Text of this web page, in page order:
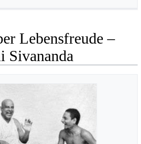
Lebensfreude –
Sivananda